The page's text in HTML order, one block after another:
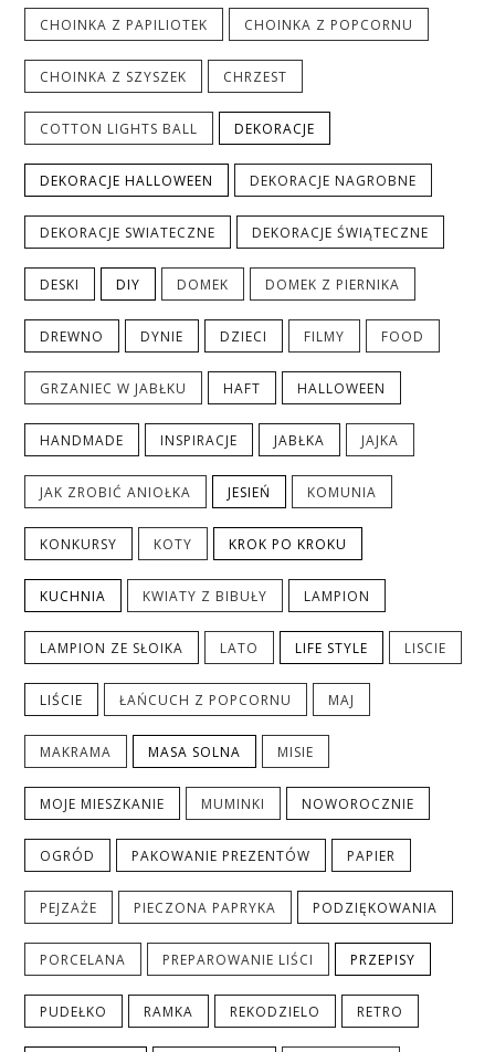
CHOINKA Z PAPILIOTEK CHOINKA Z POPCORNU
CHOINKA Z SZYSZEK CHRZEST
COTTON LIGHTS BALL DEKORACJE
DEKORACJE HALLOWEEN DEKORACJE NAGROBNE
DEKORACJE SWIATECZNE DEKORACJE ŚWIĄTECZNE
DESKI DIY DOMEK DOMEK Z PIERNIKA
DREWNO DYNIE DZIECI FILMY FOOD
GRZANIEC W JABŁKU HAFT HALLOWEEN
HANDMADE INSPIRACJE JABŁKA JAJKA
JAK ZROBIĆ ANIOŁKA JESIEŃ KOMUNIA
KONKURSY KOTY KROK PO KROKU
KUCHNIA KWIATY Z BIBUŁY LAMPION
LAMPION ZE SŁOIKA LATO LIFE STYLE LISCIE
LIŚCIE ŁAŃCUCH Z POPCORNU MAJ
MAKRAMA MASA SOLNA MISIE
MOJE MIESZKANIE MUMINKI NOWOROCZNIE
OGRÓD PAKOWANIE PREZENTÓW PAPIER
PEJZAŻE PIECZONA PAPRYKA PODZIĘKOWANIA
PORCELANA PREPAROWANIE LIŚCI PRZEPISY
PUDEŁKO RAMKA REKODZIELO RETRO